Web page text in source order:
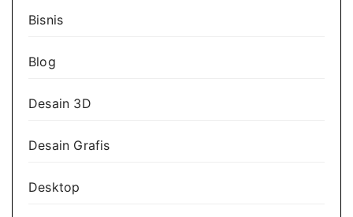
Bisnis
Blog
Desain 3D
Desain Grafis
Desktop